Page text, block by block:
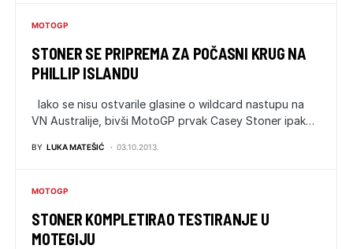
MOTOGP
STONER SE PRIPREMA ZA POČASNI KRUG NA
PHILLIP ISLANDU
Iako se nisu ostvarile glasine o wildcard nastupu na
VN Australije, bivši MotoGP prvak Casey Stoner ipak…
BY LUKA MATEŠIĆ 03.10.2013.
MOTOGP
STONER KOMPLETIRAO TESTIRANJE U
MOTEGIJU